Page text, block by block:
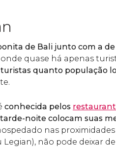
de Bali junto com a de
quase há apenas
quanto população
conhecida pelos
noite colocam suas
nas proximidades
Legian), não pode deixar de